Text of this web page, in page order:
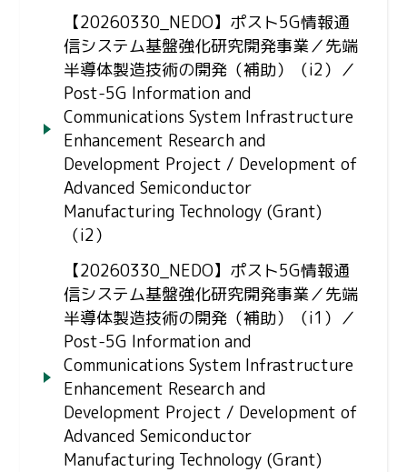
【20260330_NEDO】ポスト5G情報通
信システム基盤強化研究開発事業／先端
半導体製造技術の開発（補助）（i2）／
Post-5G Information and
Communications System Infrastructure
Enhancement Research and
Development Project / Development of
Advanced Semiconductor
Manufacturing Technology (Grant)
（i2）
【20260330_NEDO】ポスト5G情報通
信システム基盤強化研究開発事業／先端
半導体製造技術の開発（補助）（i1）／
Post-5G Information and
Communications System Infrastructure
Enhancement Research and
Development Project / Development of
Advanced Semiconductor
Manufacturing Technology (Grant)